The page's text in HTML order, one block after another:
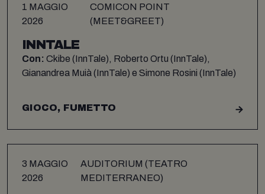
1 MAGGIO
2026
COMICON POINT
(MEET&GREET)
INNTALE
Con: Ckibe (InnTale), Roberto Ortu (InnTale),
Gianandrea Muià (InnTale) e Simone Rosini (InnTale)
GIOCO, FUMETTO
3 MAGGIO
2026
AUDITORIUM (TEATRO
MEDITERRANEO)